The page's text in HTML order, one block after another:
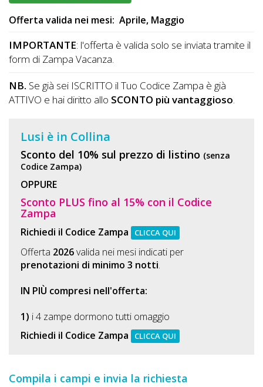
DOG
CHIEDI
SCONTO
Tutorial
Lavora
con
Noi
Inserisci
Attività
Accedi
Offerta valida nei mesi: Aprile, Maggio
IMPORTANTE: l'offerta è valida solo se inviata tramite il
form di Zampa Vacanza.
NB. Se già sei ISCRITTO il Tuo Codice Zampa è già
ATTIVO e hai diritto allo SCONTO più vantaggioso.
Lusi è in Collina
Sconto del 10% sul prezzo di listino (senza
Codice Zampa)
OPPURE
Sconto PLUS fino al 15% con il Codice
Zampa
Richiedi il Codice Zampa CLICCA QUI
Offerta 2026valida nei mesi indicati per
prenotazioni di minimo 3 notti.
IN PIÙ compresi nell'offerta:
1) i 4 zampe dormono tutti omaggio
Richiedi il Codice Zampa
CLICCA QUI
Compila i campi e invia la richiesta